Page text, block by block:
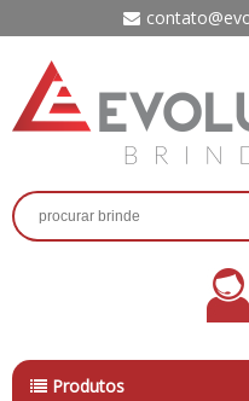
Produtos